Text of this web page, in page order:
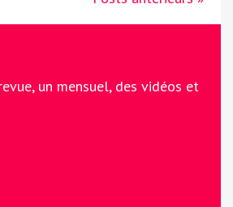
un mensuel, des vidéos et